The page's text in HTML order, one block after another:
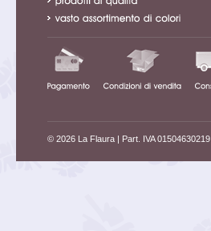
© 2026 La Flaura| Part. IVA 01504630219